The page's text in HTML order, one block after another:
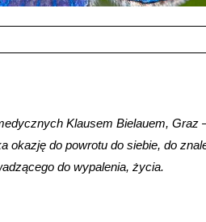
Klausem Bielauem,
okazję do powrotu do siebie, do
do wypalenia, życia.